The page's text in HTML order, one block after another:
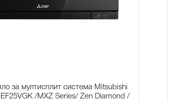
за мултисплит система Mitsubishi
/MXZ Series/ Zen Diamond /